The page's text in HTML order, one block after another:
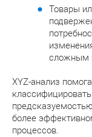
Товары
сложным
XYZ-анализ
более
процессов.